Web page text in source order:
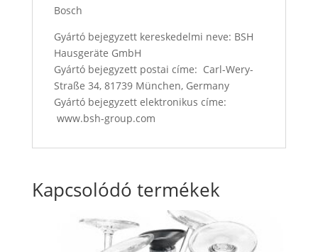
Bosch
Gyártó bejegyzett kereskedelmi neve: BSH
Hausgeräte GmbH
Gyártó bejegyzett postai címe: Carl-Wery-
Straße 34, 81739 München, Germany
Gyártó bejegyzett elektronikus címe:
www.bsh-group.com
Kapcsolódó termékek